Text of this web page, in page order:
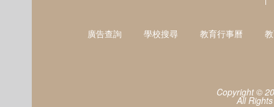
廣告查詢 學校搜尋 教育行事曆
Copyright ©
All